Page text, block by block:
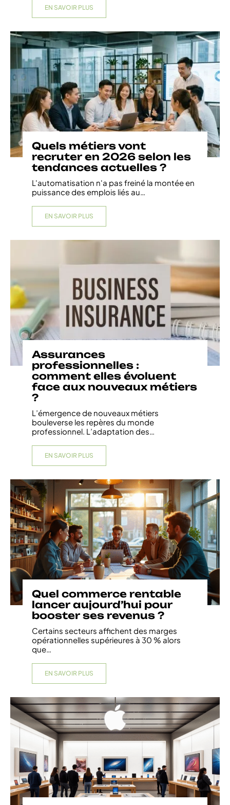
EN SAVOIR PLUS
Quels métiers vont
recruter en 2026 selon les
tendances actuelles ?
L'automatisation n'a pas freiné la montée en
puissance des emplois liés au…
EN SAVOIR PLUS
Assurances
professionnelles :
comment elles évoluent
face aux nouveaux métiers
?
L’émergence de nouveaux métiers
bouleverse les repères du monde
professionnel. L’adaptation des…
EN SAVOIR PLUS
Quel commerce rentable
lancer aujourd’hui pour
booster ses revenus ?
Certains secteurs affichent des marges
opérationnelles supérieures à 30 % alors
que
EN SAVOIR PLUS